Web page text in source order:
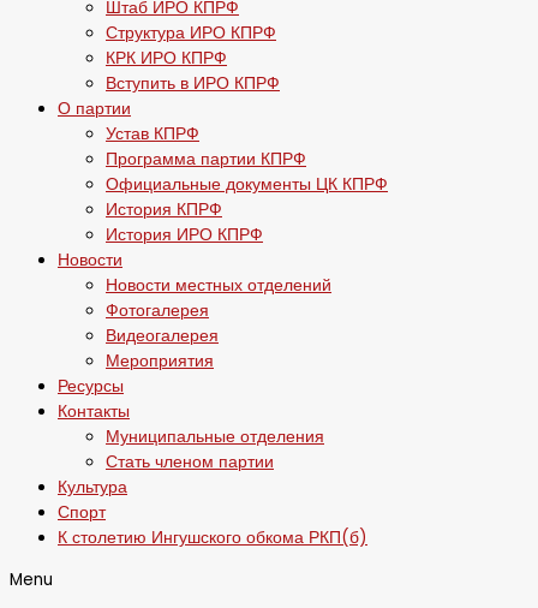
Штаб ИРО КПРФ
Структура ИРО КПРФ
КРК ИРО КПРФ
Вступить в ИРО КПРФ
О партии
Устав КПРФ
Программа партии КПРФ
Официальные документы ЦК КПРФ
История КПРФ
История ИРО КПРФ
Новости
Новости местных отделений
Фотогалерея
Видеогалерея
Мероприятия
Ресурсы
Контакты
Муниципальные отделения
Стать членом партии
Культура
Спорт
К столетию Ингушского обкома РКП(б)
Menu